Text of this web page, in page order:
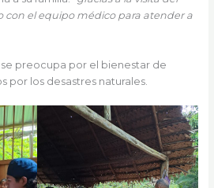
con el equipo médico para atender a
preocupa por el bienestar de
por los desastres naturales.